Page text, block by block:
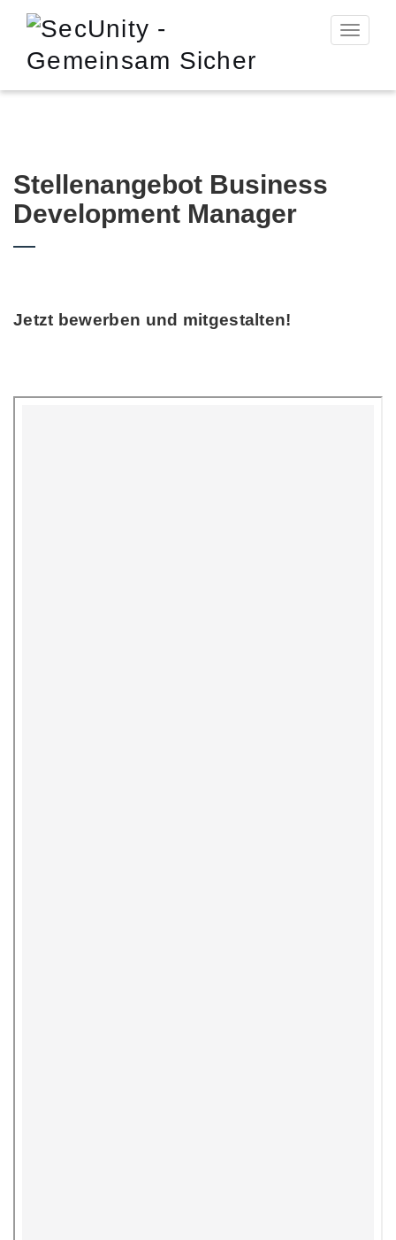
Toggle
Stellenangebot Business
Development Manager
Jetzt bewerben und mitgestalten!